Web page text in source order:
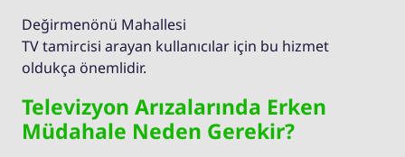
Değirmenönü Mahallesi
TV tamircisi arayan kullanıcılar için bu hizmet
oldukça önemlidir.
Televizyon Arızalarında Erken
Müdahale Neden Gerekir?